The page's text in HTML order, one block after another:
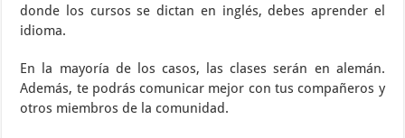
donde los cursos se dictan en inglés, debes aprender el
idioma.
En la mayoría de los casos, las clases serán en alemán.
Además, te podrás comunicar mejor con tus compañeros y
otros miembros de la comunidad.